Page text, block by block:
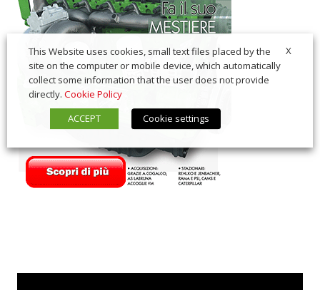
X
This Website uses cookies, small text files placed by the
site on the computer or mobile device, which automatically
collect some information that the user does not provide
directly. Cookie Policy
ACCEPT
Cookie settings